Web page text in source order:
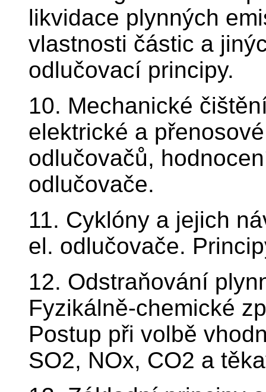
likvidace plynných
vlastnosti částic a
odlučovací principy.
10. Mechanické
elektrické a
odlučovačů,
odlučovače.
11. Cyklóny a jejich
el. odlučovače.
12. Odstraňování
Fyzikálně-chemické
Postup při volbě
SO2, NOx, CO2 a